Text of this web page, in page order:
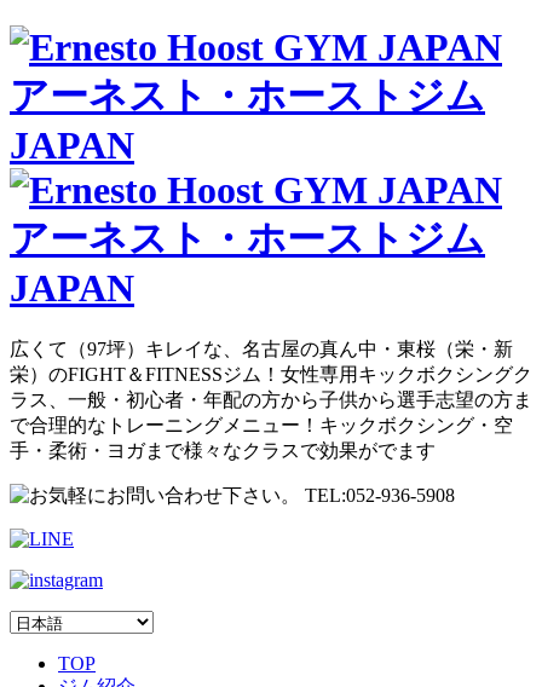
広くて（97坪）キレイな、名古屋の真ん中・東桜（栄・新
栄）のFIGHT＆FITNESSジム！女性専用キックボクシングク
ラス、一般・初心者・年配の方から子供から選手志望の方ま
で合理的なトレーニングメニュー！キックボクシング・空
手・柔術・ヨガまで様々なクラスで効果がでます
TOP